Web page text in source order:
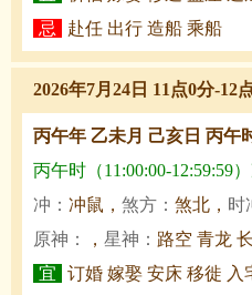
忌
赴任 出行 造船 乘船
2026年7月24日 11点0分-12
丙午年 乙未月 己亥日 丙午
丙午时（11:00:00-12:59:59
冲： 冲鼠， 煞方： 煞北， 时
原神：
， 星神： 路空 青龙
宜
订婚 嫁娶 安床 移徙 入